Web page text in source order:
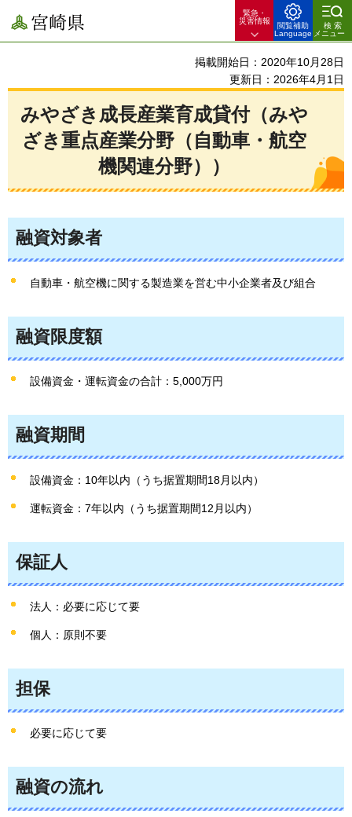
宮崎県
緊急・
災害情報
閲覧補助
Language
検索
メニュー
掲載開始日：2020年10月28日
更新日：2026年4月1日
みやざき成長産業育成貸付（みや
ざき重点産業分野（自動車・航空
機関連分野））
融資対象者
自動車・航空機に関する製造業を営む中小企業者及び組合
融資限度額
設備資金・運転資金の合計：5,000万円
融資期間
設備資金：10年以内（うち据置期間18月以内）
運転資金：7年以内（うち据置期間12月以内）
保証人
法人：必要に応じて要
個人：原則不要
担保
必要に応じて要
融資の流れ